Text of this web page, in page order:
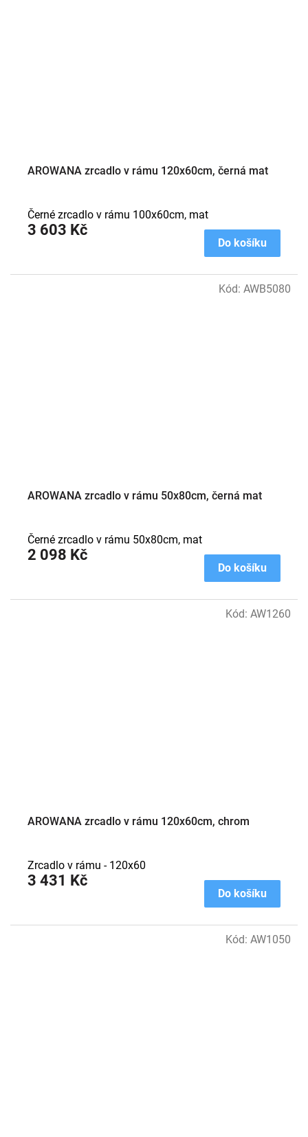
AROWANA zrcadlo v rámu 120x60cm, černá mat
3 603 Kč
Do košíku
Černé zrcadlo v rámu 100x60cm, mat
AROWANA zrcadlo v rámu 50x80cm, černá mat
2 098 Kč
Do košíku
Černé zrcadlo v rámu 50x80cm, mat
Kód: AWB5080
AROWANA zrcadlo v rámu 120x60cm, chrom
3 431 Kč
Do košíku
Zrcadlo v rámu - 120x60
Kód: AW1260
Kód: AW1050